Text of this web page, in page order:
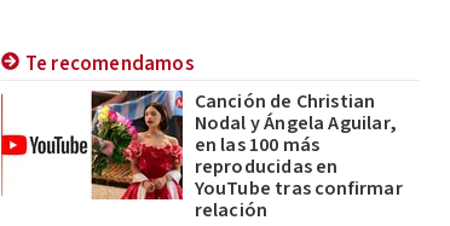
Te recomendamos
Canción de Christian
Nodal y Ángela Aguilar,
en las 100 más
reproducidas en
YouTube tras confirmar
relación